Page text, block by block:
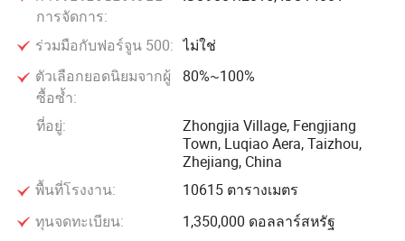
กระการจัดการ:
ร่วมมือกับฟอร์จูน 500: ไม่ใช่
ตัวเลือกยอดนิยมจากผู้
ซื้อซ้ำ:
80%~100%
ที่อยู่:
Zhongjia Village, Fengjiang
Town, Luqiao Aera, Taizhou,
Zhejiang, China
พื้นที่โรงงาน:
10615 ตารางเมตร
ทุนจดทะเบียน:
1,350,000 ดอลลาร์สหรัฐ